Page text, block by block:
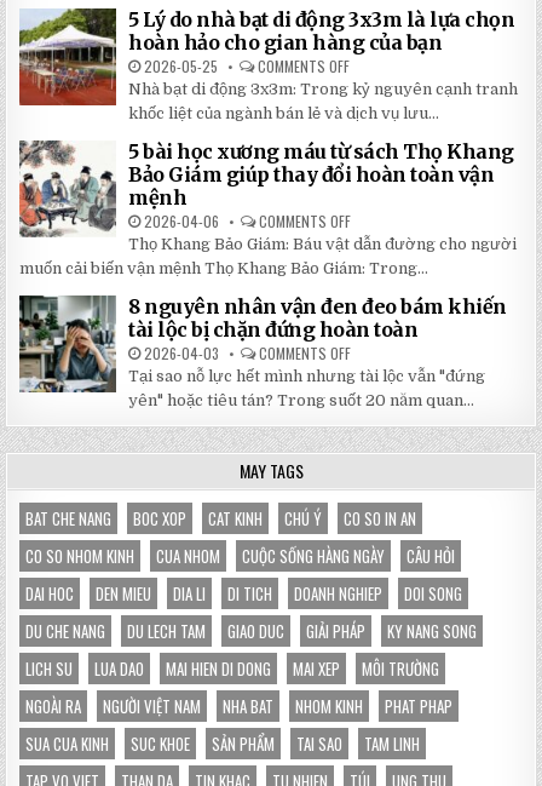
RẺ
TẠI
NHẬT
ĐÔNG
100
TRANG
MỚI
2026:
GIẢM
GIÁ
SỐ
TẬN
GỐC
TẠI
NHẬT
5 Lý do nhà bạt di động 3x3m là lựa chọn
hoàn hảo cho gian hàng của bạn
2026-05-25 COMMENTS OFF
5
LÝ
DO
NHÀ
BẠT
DI
ĐỘNG
3X3M
LỰA
HOÀN
HẢO
CHO
HÀNG
CỦA
BẠN
Nhà bạt di động 3x3m: Trong kỷ nguyên cạnh tranh
khốc liệt của ngành bán lẻ và dịch vụ lưu...
5 bài học xương máu từ sách Thọ Khang
Bảo Giám giúp thay đổi hoàn toàn vận
mệnh
2026-04-06 COMMENTS OFF
5
BÀI
HỌC
XƯƠNG
MÁU
TỪ
SÁCH
THỌ
BẢO
GIÁM
GIÚP
THAY
ĐỔI
HOÀN
TOÀN
Thọ Khang Bảo Giám: Báu vật dẫn đường cho người
muốn cải biến vận mệnh Thọ Khang Bảo Giám: Trong...
8 nguyên nhân vận đen đeo bám khiến
tài lộc bị chặn đứng hoàn toàn
2026-04-03 COMMENTS OFF
NGUYÊN
NHÂN
VẬN
ĐEN
ĐEO
BÁM
LỘC
BỊ
CHẶN
ĐỨNG
HOÀN
TOÀN
Tại sao nỗ lực hết mình nhưng tài lộc vẫn "đứng
yên" hoặc tiêu tán? Trong suốt 20 năm quan...
MAY TAGS
BAT CHE NANG BOC XOP CAT KINH CHÚ Ý
CO SO IN AN
CO SO NHOM KINH
CUA NHOM CUỘC SỐNG HÀNG NGÀY
CÂU HỎI
DAI HOC
DEN MIEU DIA LI DI TICH DOANH NGHIEP
DOI SONG
DU CHE NANG
DU LECH TAM GIAO DUC GIẢI PHÁP
KY NANG SONG
LICH SU
LUA DAO MAI HIEN DI DONG MAI XEP
MÔI TRƯỜNG
NGOÀI RA
NGƯỜI VIỆT NAM NHA BAT NHOM KINH
PHAT PHAP
SUA CUA KINH
SUC KHOE SẢN PHẨM TAI SAO
TAM LINH